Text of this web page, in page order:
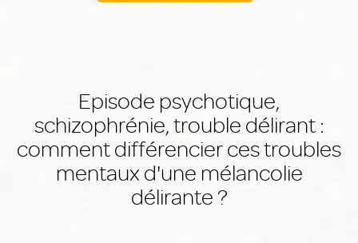
Episode psychotique,
schizophrénie, trouble délirant :
comment différencier ces troubles
mentaux d'une mélancolie
délirante ?